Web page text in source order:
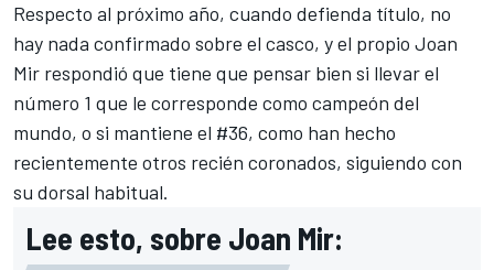
Respecto al próximo año, cuando defienda título, no
hay nada confirmado sobre el casco, y el propio Joan
Mir respondió que tiene que pensar bien si llevar el
número 1 que le corresponde como campeón del
mundo, o si mantiene el #36, como han hecho
recientemente otros recién coronados, siguiendo con
su dorsal habitual.
Lee esto, sobre Joan Mir: